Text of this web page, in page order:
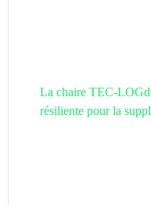
La chaire TEC-
résiliente pour la